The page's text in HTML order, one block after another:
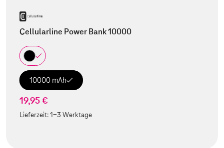
Cellularline Power Bank 10000
10000 mAh
19,95 €
Lieferzeit:1-3 Werktage